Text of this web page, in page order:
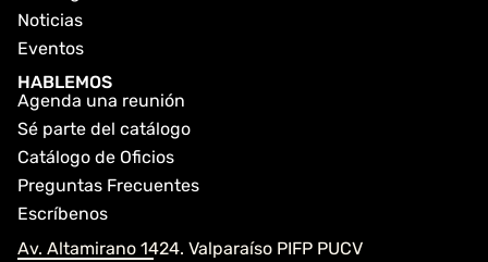
Noticias
Eventos
HABLEMOS
Agenda una reunión
Sé parte del catálogo
Catálogo de Oficios
Preguntas Frecuentes
Escríbenos
Av. Altamirano 1424. Valparaíso PIFP PUCV